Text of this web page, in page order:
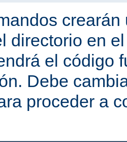
directorio en
el código
Debe
proceder a